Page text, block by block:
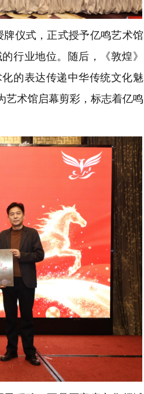
仪式，正式授予亿鸣艺术馆
行业地位。随后，《敦煌》
的表达传递中华传统文化魅
艺术馆启幕剪彩，标志着亿鸣